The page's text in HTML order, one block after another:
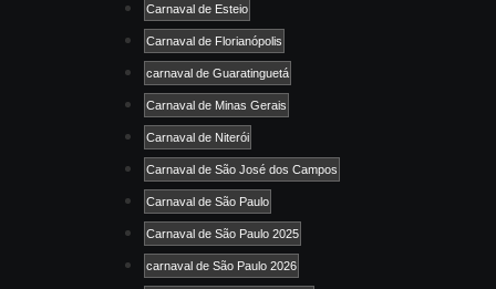
Carnaval de Esteio
Carnaval de Florianópolis
carnaval de Guaratinguetá
Carnaval de Minas Gerais
Carnaval de Niterói
Carnaval de São José dos Campos
Carnaval de São Paulo
Carnaval de São Paulo 2025
carnaval de São Paulo 2026